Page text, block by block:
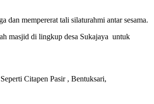
dan mempererat tali silaturahmi antar sesama.
masjid di lingkup desa Sukajaya untuk
Citapen Pasir , Bentuksari,